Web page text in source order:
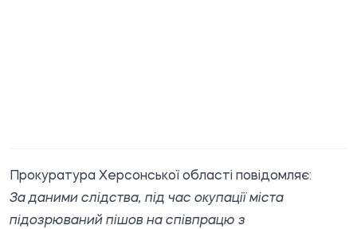
Прокуратура Херсонської області повідомляє:
За даними слідства, під час окупації міста
підозрюваний пішов на співпрацю з